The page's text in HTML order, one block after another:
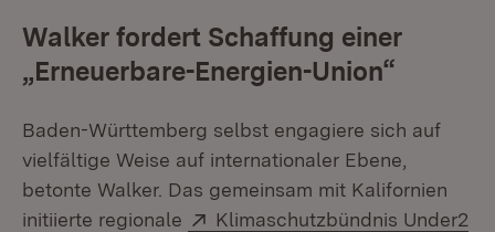
Walker fordert Schaffung einer
„Erneuerbare-Energien-Union“
Baden-Württemberg selbst engagiere sich auf
vielfältige Weise auf internationaler Ebene,
betonte Walker. Das gemeinsam mit Kalifornien
initiierte regionale
Extern:
Klimaschutzbündnis Under2